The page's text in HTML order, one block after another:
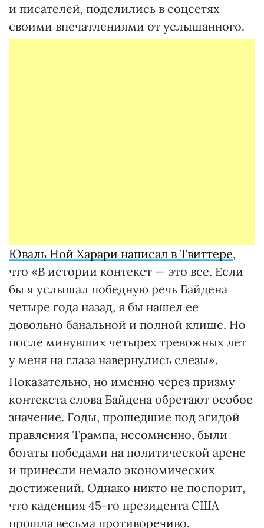
и писателей, поделились в соцсетях
своими впечатлениями от услышанного.
Юваль Ной Харари написал в Твиттере,
что «В истории контекст — это все. Если
бы я услышал победную речь Байдена
четыре года назад, я бы нашел ее
довольно банальной и полной клише. Но
после минувших четырех тревожных лет
у меня на глаза навернулись слезы».
Показательно, но именно через призму
контекста слова Байдена обретают особое
значение. Годы, прошедшие под эгидой
правления Трампа, несомненно, были
богаты победами на политической арене
и принесли немало экономических
достижений. Однако никто не поспорит,
что каденция 45-го президента США
прошла весьма противоречиво.